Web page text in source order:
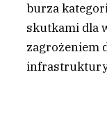
burza
skutkami dla
zagrożeniem